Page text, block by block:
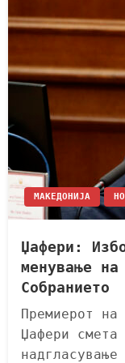
МАКЕДОНИЈА
Џафери:
менување
Собранието
Премиерот на
Џафери